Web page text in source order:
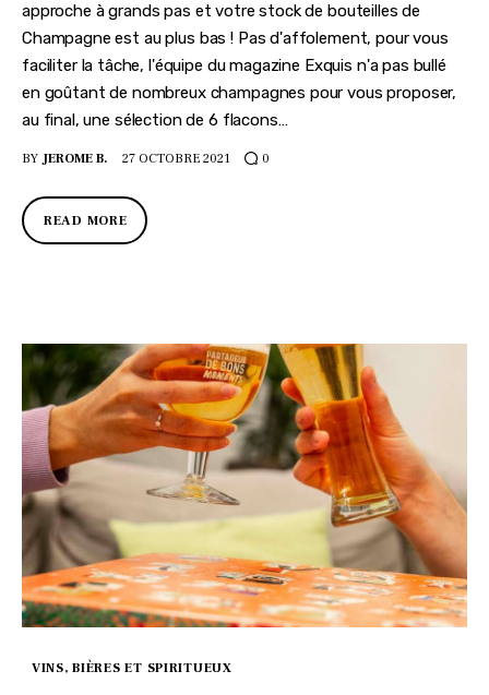
approche à grands pas et votre stock de bouteilles de
Champagne est au plus bas ! Pas d'affolement, pour vous
faciliter la tâche, l'équipe du magazine Exquis n'a pas bullé
en goûtant de nombreux champagnes pour vous proposer,
au final, une sélection de 6 flacons…
BY JEROME B. 27 OCTOBRE 2021 0
READ MORE
VINS, BIÈRES ET SPIRITUEUX